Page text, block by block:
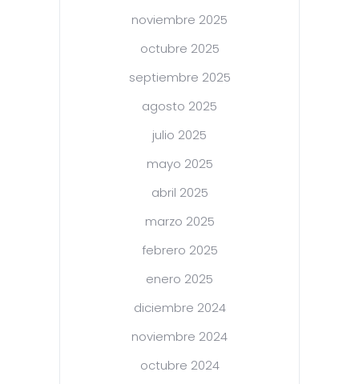
noviembre 2025
octubre 2025
septiembre 2025
agosto 2025
julio 2025
mayo 2025
abril 2025
marzo 2025
febrero 2025
enero 2025
diciembre 2024
noviembre 2024
octubre 2024